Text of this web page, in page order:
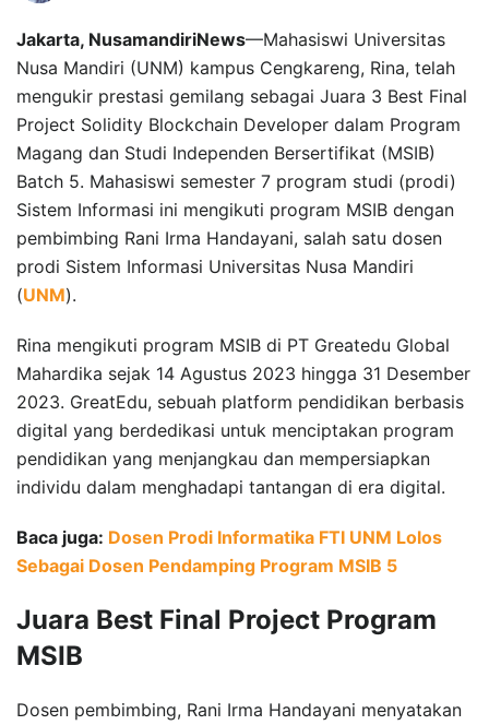
Jakarta, NusamandiriNews—Mahasiswi Universitas
Nusa Mandiri (UNM) kampus Cengkareng, Rina, telah
mengukir prestasi gemilang sebagai Juara 3 Best Final
Project Solidity Blockchain Developer dalam Program
Magang dan Studi Independen Bersertifikat (MSIB)
Batch 5. Mahasiswi semester 7 program studi (prodi)
Sistem Informasi ini mengikuti program MSIB dengan
pembimbing Rani Irma Handayani, salah satu dosen
prodi Sistem Informasi Universitas Nusa Mandiri
(UNM).
Rina mengikuti program MSIB di PT Greatedu Global
Mahardika sejak 14 Agustus 2023 hingga 31 Desember
2023. GreatEdu, sebuah platform pendidikan berbasis
digital yang berdedikasi untuk menciptakan program
pendidikan yang menjangkau dan mempersiapkan
individu dalam menghadapi tantangan di era digital.
Baca juga: Dosen Prodi Informatika FTI UNM Lolos
Sebagai Dosen Pendamping Program MSIB 5
Juara Best Final Project Program
MSIB
Dosen pembimbing, Rani Irma Handayani menyatakan